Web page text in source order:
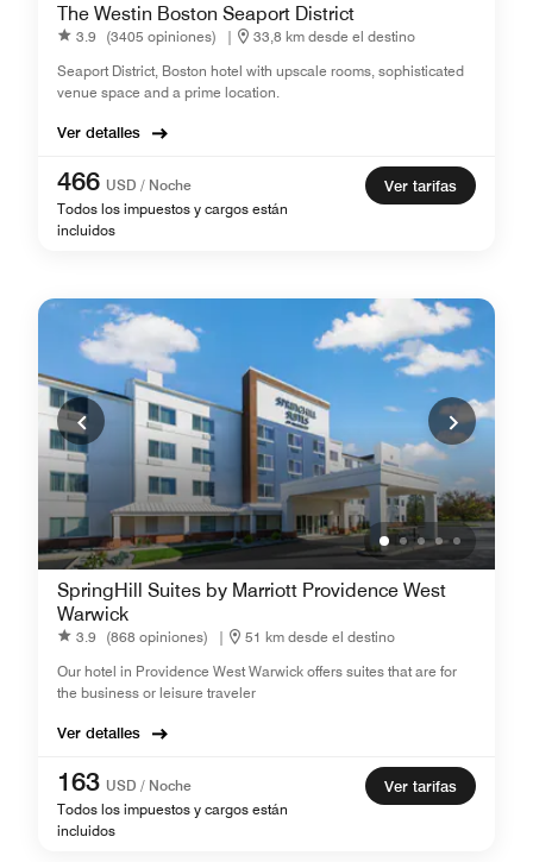
The Westin Boston Seaport District
3.9 (3405 opiniones) |
33,8 km desde el destino
Seaport District, Boston hotel with upscale rooms, sophisticated
venue space and a prime location.
Ver detalles
466 USD / Noche
Todos los impuestos y cargos están
incluidos
Ver tarifas
SpringHill Suites by Marriott Providence West
Warwick
3.9 (868 opiniones) |
51 km desde el destino
Our hotel in Providence West Warwick offers suites that are for
the business or leisure traveler
Ver detalles
163 USD / Noche
Todos los impuestos y cargos están
incluidos
Ver tarifas